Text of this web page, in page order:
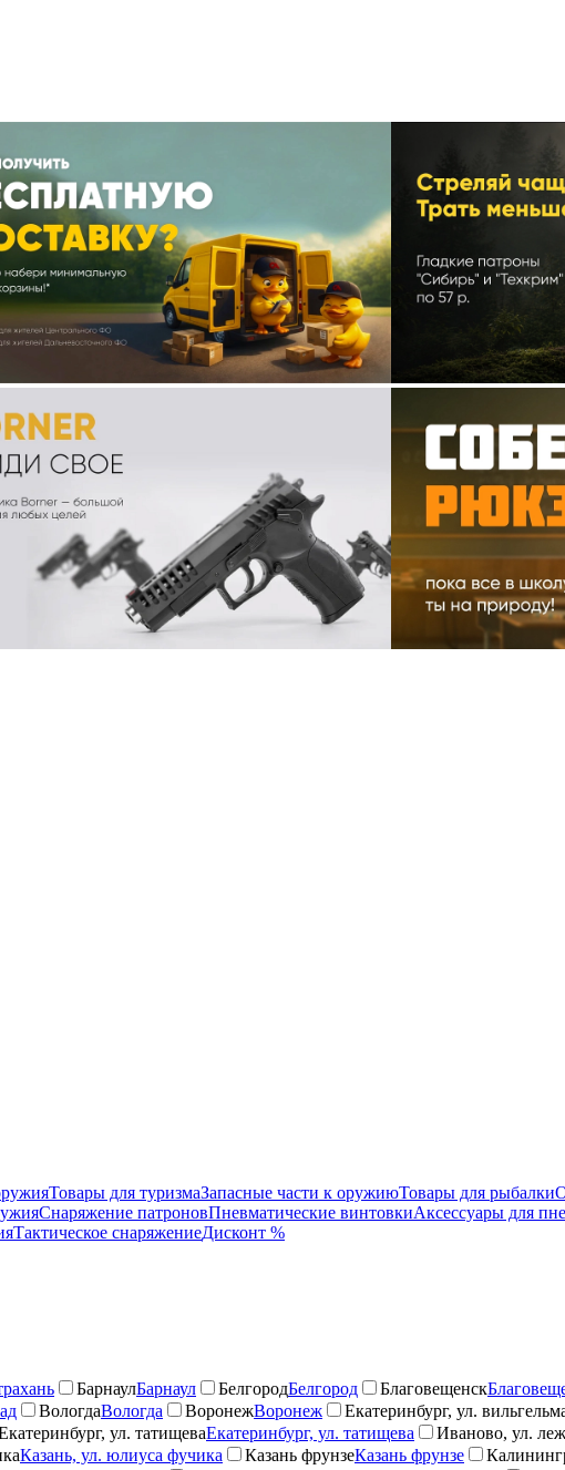
Товары для туризмаЗапасные части к оружиюТовары для рыбалки
Снаряжение патроновПневматические винтовкиАксессуары для
Тактическое снаряжениеДисконт %
БарнаулБарнаул БелгородБелгород Благовещенск
ВологдаВологда ВоронежВоронеж Екатеринбург, ул.
ул. татищеваЕкатеринбург, ул. татищева Иваново, ул.
Казань, ул. юлиуса фучика Казань фрунзеКазань фрунзе